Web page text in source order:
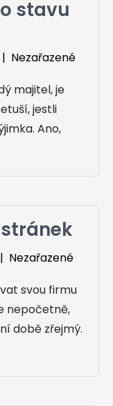
stavu
| Nezařazené
majitel, je
jestli
Ano,
| Nezařazené
svou firmu
nepočetně,
době zřejmý.